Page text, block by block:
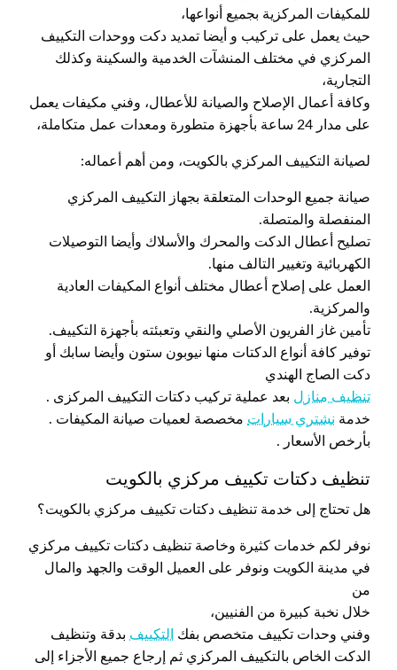
للمكيفات المركزية بجميع أنواعها،
حيث يعمل على تركيب و أيضا تمديد دكت ووحدات التكييف
المركزي في مختلف المنشآت الخدمية والسكينة وكذلك
التجارية،
وكافة أعمال الإصلاح والصيانة للأعطال، وفني مكيفات يعمل
على مدار 24 ساعة بأجهزة متطورة ومعدات عمل متكاملة،
لصيانة التكييف المركزي بالكويت، ومن أهم أعماله:
صيانة جميع الوحدات المتعلقة بجهاز التكييف المركزي
المنفصلة والمتصلة.
تصليح أعطال الدكت والمحرك والأسلاك وأيضا التوصيلات
الكهربائية وتغيير التالف منها.
العمل على إصلاح أعطال مختلف أنواع المكيفات العادية
والمركزية.
تأمين غاز الفريون الأصلي والنقي وتعبئته بأجهزة التكييف.
توفير كافة أنواع الدكتات منها نيوبون ستون وأيضا سابك أو
دكت الصاج الهندي
تنظيف منازل بعد عملية تركيب دكتات التكييف المركزى .
خدمة نشتري سيارات مخصصة لعميات صيانة المكيفات .
بأرخص الأسعار .
تنظيف دكتات تكييف مركزي بالكويت
هل تحتاج إلى خدمة تنظيف دكتات تكييف مركزي بالكويت؟
نوفر لكم خدمات كثيرة وخاصة تنظيف دكتات تكييف مركزي
في مدينة الكويت ونوفر على العميل الوقت والجهد والمال
من
خلال نخبة كبيرة من الفنيين،
وفني وحدات تكييف متخصص بفك
التكييف بدقة وتنظيف
الدكت الخاص بالتكييف المركزي ثم إرجاع جميع الأجزاء إلى